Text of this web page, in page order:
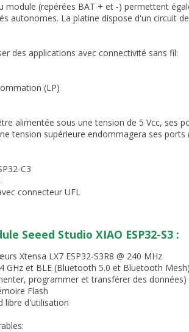
module (repérées BAT + et -) permettent
autonomes. La platine dispose d'un circuit
des applications avec connectivité sans fil:
(LP)
alimentée sous une tension de 5 Vcc, ses
tension supérieure endommagera ses
C3
connecteur UFL
Seeed Studio XIAO ESP32-S3 :
Xtensa LX7 ESP32-S3R8 @ 240 MHz
GHz et BLE (Bluetooth 5.0 et Bluetooth
programmer et transférer des données)
Flash
libre d'utilisation